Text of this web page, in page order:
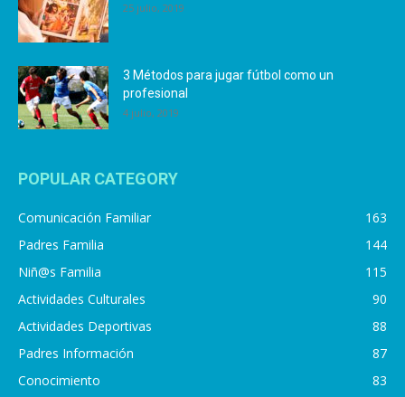
25 julio, 2019
3 Métodos para jugar fútbol como un
profesional
4 julio, 2019
POPULAR CATEGORY
Comunicación Familiar
163
Padres Familia
144
Niñ@s Familia
115
Actividades Culturales
90
Actividades Deportivas
88
Padres Información
87
Conocimiento
83